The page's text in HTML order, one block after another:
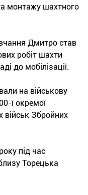
монтажу шахтного
Дмитро став
робіт шахти
до мобілізації.
на військову
ї окремої
військ Збройних
під час
Торецька